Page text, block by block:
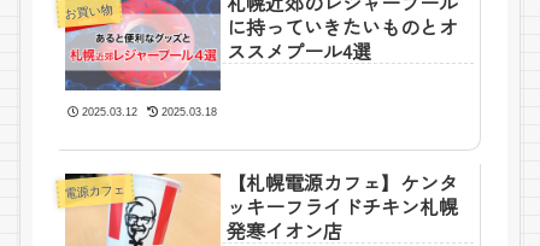
お買い物
に持っていきたいものとオ
ススメプール4選
2025.03.12 2025.03.18
電源カフェ
【札幌電源カフェ】ケンタ
ッキーフライドチキン札幌
発寒イオン店